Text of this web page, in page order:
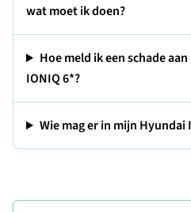
wat moet ik doen?
Hoe meld ik een schade
IONIQ 6*?
Wie mag er in mijn Hyundai